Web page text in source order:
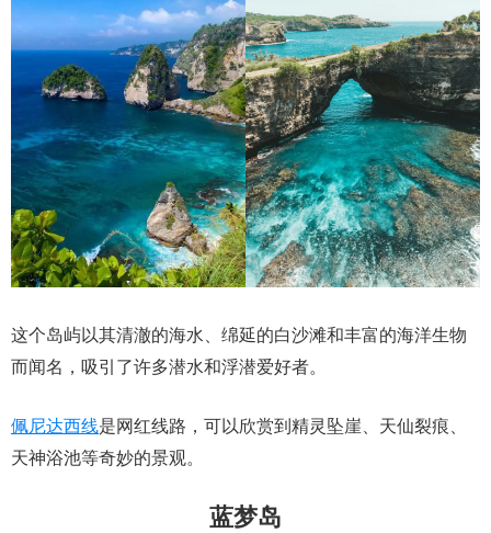
这个岛屿以其清澈的海水、绵延的白沙滩和丰富的海洋生物
而闻名，吸引了许多潜水和浮潜爱好者。
佩尼达西线是网红线路，可以欣赏到精灵坠崖、天仙裂痕、
天神浴池等奇妙的景观。
蓝梦岛